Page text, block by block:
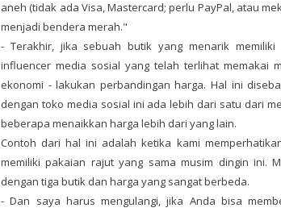
aneh (tidak ada Visa, Mastercard; perlu PayPal, atau
menjadi bendera merah."
- Terakhir, jika sebuah butik yang menarik
influencer media sosial yang telah terlihat memakai
ekonomi - lakukan perbandingan harga. Hal ini
dengan toko media sosial ini ada lebih dari satu dari
beberapa menaikkan harga lebih dari yang lain.
Contoh dari hal ini adalah ketika kami
memiliki pakaian rajut yang sama musim dingin ini.
dengan tiga butik dan harga yang sangat berbeda.
- Dan saya harus mengulangi, jika Anda bisa